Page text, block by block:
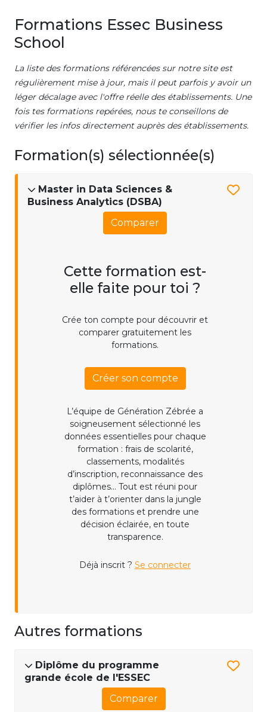
Formations Essec Business
School
La liste des formations référencées sur notre site est
régulièrement mise à jour, mais il peut parfois y avoir un
léger décalage avec l'offre réelle des établissements. Une
fois tes formations repérées, nous te conseillons de
vérifier les infos directement auprès des établissements.
Formation(s) sélectionnée(s)
Master in Data Sciences &
Business Analytics (DSBA)
Comparer
Cette formation est-
elle faite pour toi ?
Crée ton compte pour découvrir et
comparer gratuitement les
formations.
Créer son compte
L’équipe de Génération Zébrée a
soigneusement sélectionné les
données essentielles pour chaque
formation : frais de scolarité,
classements, modalités
d’inscription, reconnaissance des
diplômes... Tout est réuni pour
t’aider à t’orienter dans la jungle
des formations et prendre une
décision éclairée, en toute
transparence.
Déjà inscrit ? Se connecter
Autres formations
Diplôme du programme
grande école de l'ESSEC
Comparer